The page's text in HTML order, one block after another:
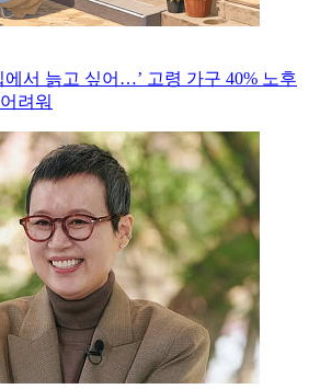
에서 늙고 싶어…’ 고령 가구 40% 노후
려워